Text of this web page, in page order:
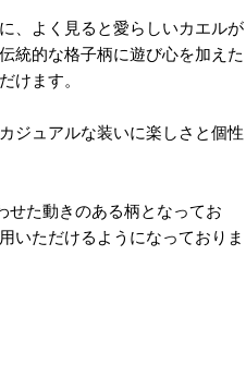
、よく見ると愛らしいカエルが
統的な格子柄に遊び心を加えた
けます。
ジュアルな装いに楽しさと個性
せた動きのある柄となってお
いただけるようになっておりま